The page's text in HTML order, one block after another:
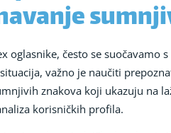
oglasnike, često se
važno je naučiti
znakova koji ukazuju na
korisničkih profila.